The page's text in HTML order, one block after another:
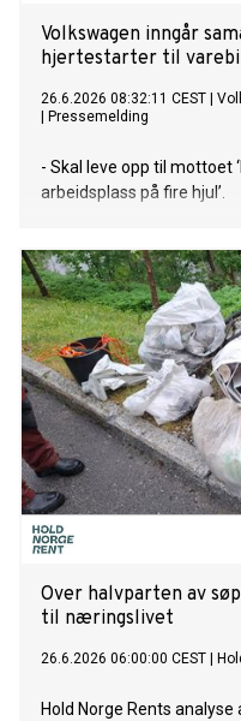
Volkswagen inngår
hjertestarter til
26.6.2026 08:32:11 CEST
Pressemelding
- Skal leve opp til mottoet
arbeidsplass på fire hjul’.
Over halvparten av
til næringslivet
26.6.2026 06:00:00 CEST
Hold Norge Rents